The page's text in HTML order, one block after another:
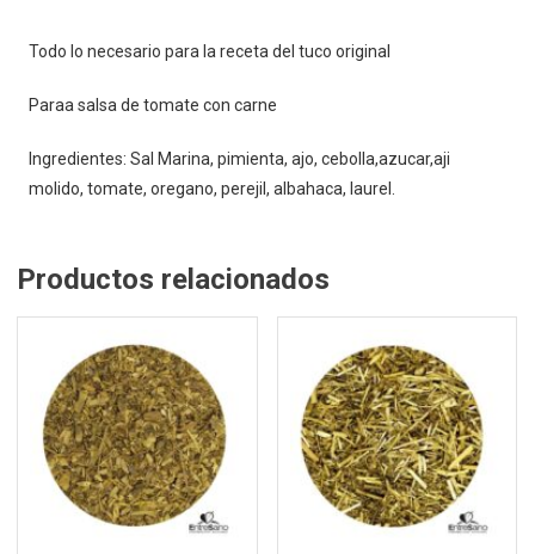
Todo lo necesario para la receta del tuco original
Paraa salsa de tomate con carne
Ingredientes: Sal Marina, pimienta, ajo, cebolla,azucar,aji
molido, tomate, oregano, perejil, albahaca, laurel.
Productos relacionados